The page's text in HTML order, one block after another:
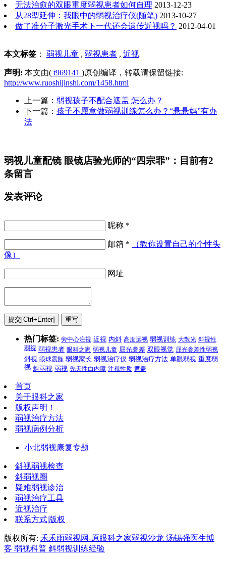
无法治愈的双眼重度弱视患者如何自理 2013-12-23
从28型延伸：我眼中的弱视治疗仪(随笔) 2013-10-27
做了准分子激光手术下一代还会遗传近视吗？ 2012-04-01
本文标签 ： 弱视儿童 , 弱视患者 , 近视
声明: 本文由( t969141 )原创编译，转载请保留链接:
http://www.ruoshijinshi.com/1458.html
上一篇： 弱视孩子不配合遮盖 怎么办？
下一篇： 孩子不愿意做弱视训练怎么办？“悬悬妈”有办
法
弱视儿童配镜 眼镜店验光师的“四宗罪”：目前有2
条留言
发表评论
昵称 *
邮箱 *
（教你设置自己的个性头
像）
网址
热门标签: 旁中心注视 近视 内斜 高度远视 弱视训练 大散光 斜视性
弱视 弱视患者 眼科之家 弱视儿童 屈光参差 双眼视觉 屈光参差性弱视
斜视 眼球震颤 弱视家长 弱视治疗仪 弱视治疗方法 单眼弱视 重度弱
视 斜弱视 弱视 先天性白内障 注视性质 遮盖
首页
关于眼科之家
版权声明！
弱视治疗方法
弱视病例分析
小北弱视康复专题
斜视弱视检查
斜弱视圈
疑难弱视诊治
弱视治疗工具
近视治疗
联系方式|版权
版权所有: 禾禾雨弱视网-原眼科之家弱视沙龙 汤锡强医生博
客 弱视科普 斜弱视训练经验